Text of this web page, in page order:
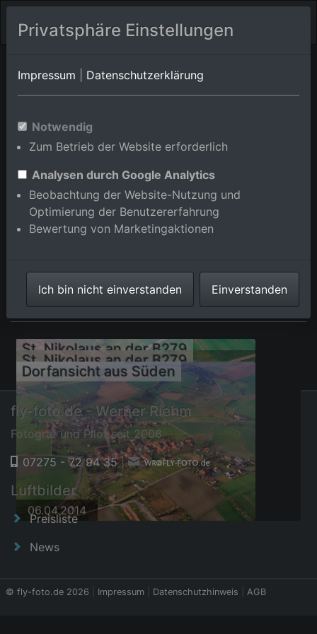
Sulzdorf/Brennhausen
Bayern
Luftbildalbum von
Sulzdorf/Obereßfeld in Bayern,
Deutschland
⇗ Benachbarte Orte
St. Nikolaus an der B279
06.04.2014
St. Nikolaus an der B279
06.04.2014
Dorfansicht aus Süden
06.04.2014
fly-foto.de - Werner Riehm
Fotograf und Pilot seit 2006
07275 - 72 94 35|
Luftbilder
Preisliste
News
© fly-foto.de 2026 Impressum Datenschutzhinweis AGB
Privatsphäre Einstellungen
Impressum Datenschutzerklärung
Notwendig
Zum Betrieb der Website erforderlich
Analysen durch Google Analytics
Beobachtung der Website-Nutzung und
Optimierung der Benutzererfahrung
Bewertung von Marketingaktionen
Ich bin nicht einverstanden Einverstanden